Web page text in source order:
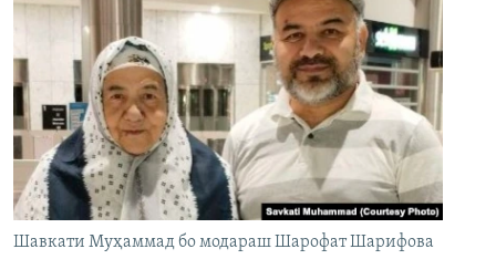
Шавкати Муҳаммад бо модараш Шарофат Шарифова